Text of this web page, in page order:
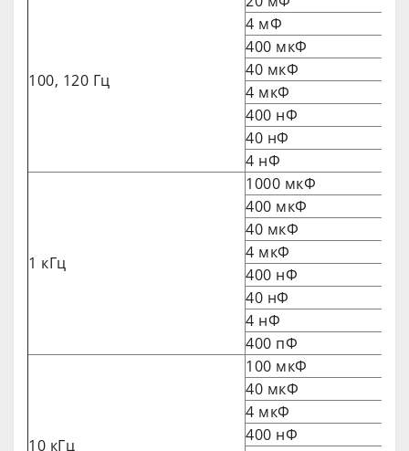
100, 120 Гц
4 мФ
400 мкФ
40 мкФ
4 мкФ
400 нФ
40 нФ
4 нФ
1 кГц
1000 мкФ
400 мкФ
40 мкФ
4 мкФ
400 нФ
40 нФ
4 нФ
400 пФ
10 кГц
100 мкФ
40 мкФ
4 мкФ
400 нФ